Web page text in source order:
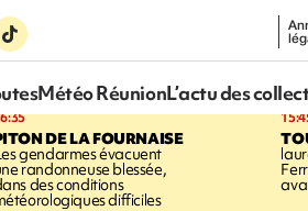
Météo RéunionL’actu des
DE LA FOURNAISE
gendarmes évacuent
randonneuse blessée,
des conditions
difficiles